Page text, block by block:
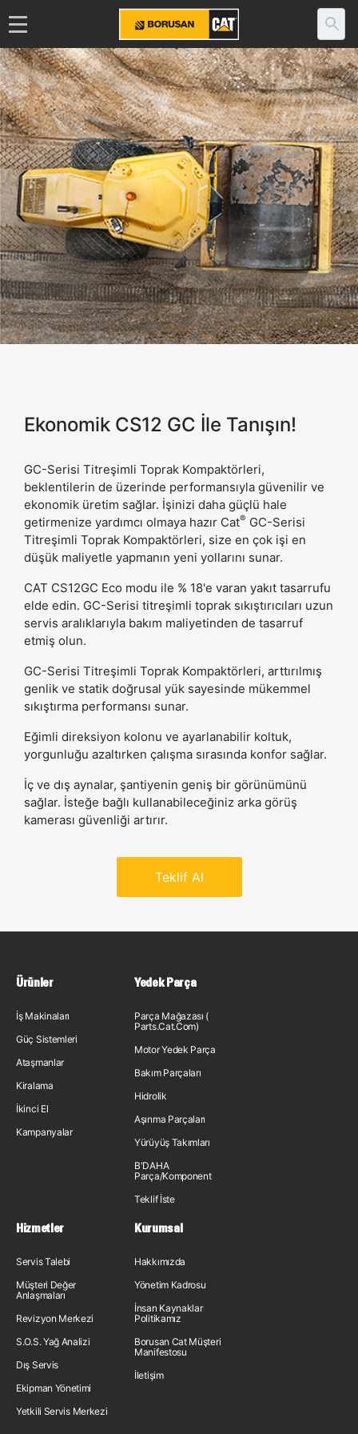
Ekonomik CS12 GC İle Tanışın!
GC-Serisi Titreşimli Toprak Kompaktörleri,
beklentilerin de üzerinde performansıyla güvenilir ve
ekonomik üretim sağlar. İşinizi daha güçlü hale
getirmenize yardımcı olmaya hazır Cat® GC-Serisi
Titreşimli Toprak Kompaktörleri, size en çok işi en
düşük maliyetle yapmanın yeni yollarını sunar.
CAT CS12GC Eco modu ile % 18'e varan yakıt tasarrufu
elde edin. GC-Serisi titreşimli toprak sıkıştırıcıları uzun
servis aralıklarıyla bakım maliyetinden de tasarruf
etmiş olun.
GC-Serisi Titreşimli Toprak Kompaktörleri, arttırılmış
genlik ve statik doğrusal yük sayesinde mükemmel
sıkıştırma performansı sunar.
Eğimli direksiyon kolonu ve ayarlanabilir koltuk,
yorgunluğu azaltırken çalışma sırasında konfor sağlar.
İç ve dış aynalar, şantiyenin geniş bir görünümünü
sağlar. İsteğe bağlı kullanabileceğiniz arka görüş
kamerası güvenliği artırır.
Teklif Al
Ürünler
İş Makinaları
Güç Sistemleri
Ataşmanlar
Kiralama
İkinci El
Kampanyalar
Yedek Parça
Parça Mağazası (
Parts.Cat.Com)
Motor Yedek Parça
Bakım Parçaları
Hidrolik
Aşınma Parçaları
Yürüyüş Takımları
B'DAHA
Parça/Komponent
Teklif İste
Hizmetler
Servis Talebi
Müşteri Değer
Anlaşmaları
Revizyon Merkezi
S.O.S. Yağ Analizi
Dış Servis
Ekipman Yönetimi
Yetkili Servis Merkezi
Kurumsal
Hakkımızda
Yönetim Kadrosu
İnsan Kaynakları
Politikamız
Borusan Cat Müşteri
Manifestosu
İletişim